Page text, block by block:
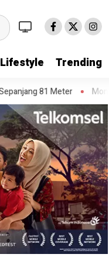
Lifestyle Trending
Monitoring Wilayah, Lurah